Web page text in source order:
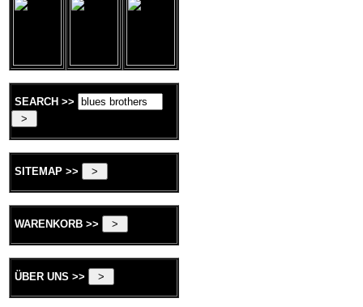
SEARCH >>
SITEMAP >>
WARENKORB >>
ÜBER UNS >>